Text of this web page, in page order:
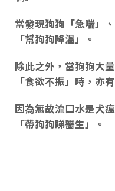
當發現狗狗「急喘」
「幫狗狗降溫」。
除此之外，當狗狗大
「食欲不振」時，亦
因為無故流口水是犬
「帶狗狗睇醫生」。